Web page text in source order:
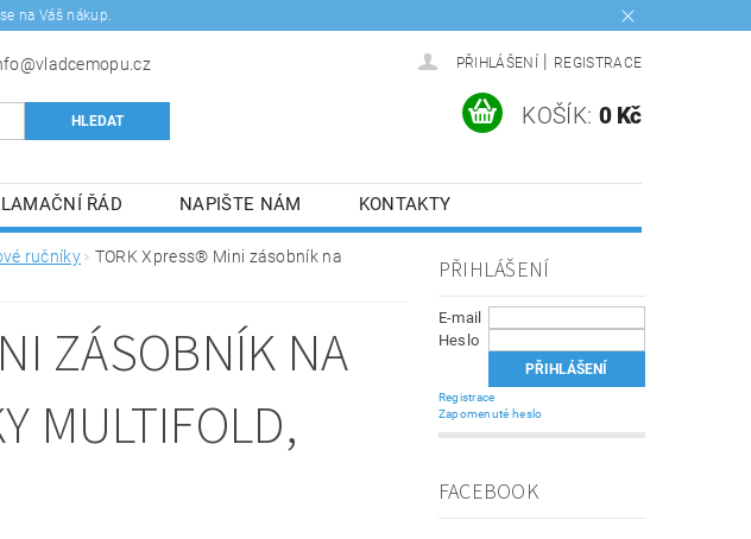
na Váš nákup.
PŘIHLÁŠENÍ REGISTRACE
KOŠÍK: 0 Kč
ŘÁD NAPIŠTE NÁM
KONTAKTY
ručníky
TORK Xpress® Mini zásobník na
ZÁSOBNÍK NA
MULTIFOLD,
PŘIHLÁŠENÍ
E-mail
Heslo
Registrace
Zapomenuté heslo
FACEBOOK